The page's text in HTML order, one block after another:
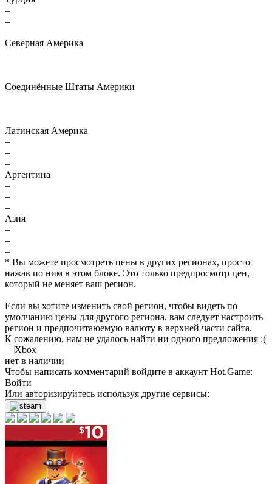
–
–
–
Северная Америка
–
–
–
Соединённые Штаты Америки
–
–
–
Латинская Америка
–
–
–
Аргентина
–
–
–
Азия
–
–
–
* Вы можете просмотреть цены в других регионах, просто
нажав по ним в этом блоке. Это только предпросмотр цен,
который не меняет ваш регион.
Если вы хотите изменить свой регион, чтобы видеть по
умолчанию цены для другого региона, вам следует настроить
регион и предпочитаюемую валюту в верхней части сайта.
К сожалению, нам не удалось найти ни одного предложения :(
нет в наличии
Чтобы написать комментарий войдите в аккаунт Hot.Game:
Войти
Или авторизируйтесь используя другие сервисы: